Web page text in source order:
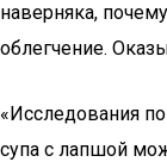
наверняка,
облегчение.
«Исследования
супа с лапшой